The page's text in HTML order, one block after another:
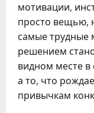
мотивации,
просто вещью,
самые
решением
видном месте
а то, что
привычкам